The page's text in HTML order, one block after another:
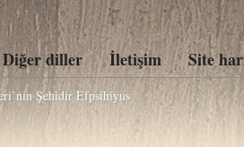
Diğer diller İletişim Site
Şehidir Efpsihiyus